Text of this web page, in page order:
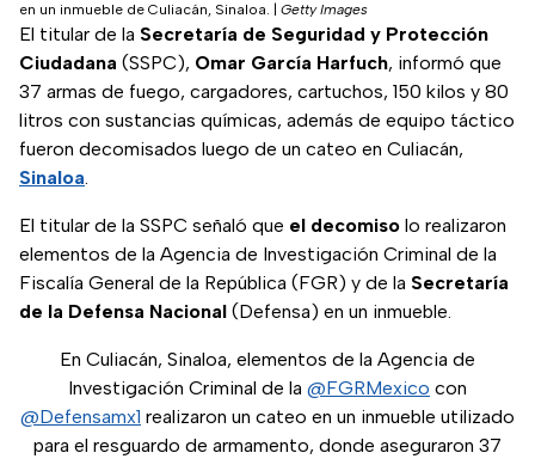
en un inmueble de Culiacán, Sinaloa.
Getty Images
El titular de la Secretaría de Seguridad y Protección
Ciudadana (SSPC), Omar García Harfuch, informó que
37 armas de fuego, cargadores, cartuchos, 150 kilos y 80
litros con sustancias químicas, además de equipo táctico
fueron decomisados luego de un cateo en Culiacán,
Sinaloa.
El titular de la SSPC señaló que el decomiso lo realizaron
elementos de la Agencia de Investigación Criminal de la
Fiscalía General de la República (FGR) y de la Secretaría
de la Defensa Nacional (Defensa) en un inmueble.
En Culiacán, Sinaloa, elementos de la Agencia de
Investigación Criminal de la @FGRMexico con
@Defensamx1 realizaron un cateo en un inmueble utilizado
para el resguardo de armamento, donde aseguraron 37